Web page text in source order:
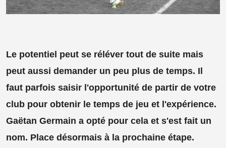
Le potentiel peut se réléver tout de suite mais
peut aussi demander un peu plus de temps. Il
faut parfois saisir l'opportunité de partir de votre
club pour obtenir le temps de jeu et l'expérience.
Gaëtan Germain a opté pour cela et s'est fait un
nom. Place désormais à la prochaine étape.